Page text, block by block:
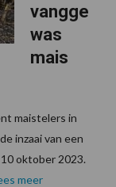
vangge
was
mais
maistelers in
inzaai van een
oktober 2023.
meer